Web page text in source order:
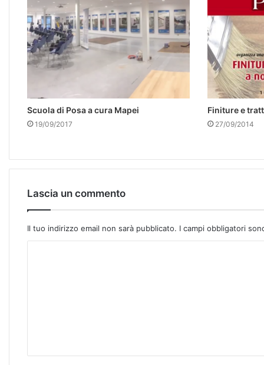
Scuola di Posa a cura Mapei
19/09/2017
Finiture e
27/09/2014
Lascia un commento
Il tuo indirizzo email non sarà pubblicato. I campi obbligatori